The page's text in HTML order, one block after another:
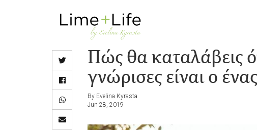
Πώς θα καταλάβεις
γνώρισες είναι ο
By Evelina Kyrasta
Jun 28, 2019